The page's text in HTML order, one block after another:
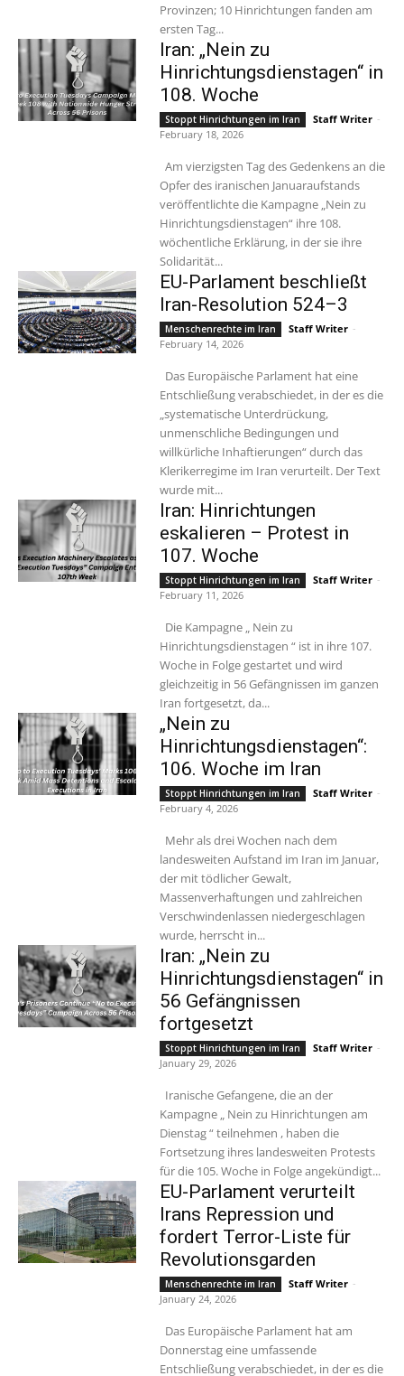
Provinzen; 10 Hinrichtungen fanden am
ersten Tag...
Iran: „Nein zu
Hinrichtungsdienstagen“ in
108. Woche
Stoppt Hinrichtungen im Iran Staff Writer -
February 18, 2026
Opfer des iranischen Januaraufstands
veröffentlichte die Kampagne „Nein zu
Hinrichtungsdienstagen“ ihre 108.
wöchentliche Erklärung, in der sie ihre
Solidarität...
EU-Parlament beschließt
Iran-Resolution 524–3
Menschenrechte im Iran Staff Writer -
February 14, 2026
Entschließung verabschiedet, in der es die
„systematische Unterdrückung,
unmenschliche Bedingungen und
willkürliche Inhaftierungen“ durch das
Klerikerregime im Iran verurteilt. Der Text
wurde mit...
Iran: Hinrichtungen
eskalieren – Protest in
107. Woche
Stoppt Hinrichtungen im Iran Staff Writer -
February 11, 2026
Hinrichtungsdienstagen “ ist in ihre 107.
Woche in Folge gestartet und wird
gleichzeitig in 56 Gefängnissen im ganzen
Iran fortgesetzt, da...
„Nein zu
Hinrichtungsdienstagen“:
106. Woche im Iran
Stoppt Hinrichtungen im Iran Staff Writer -
February 4, 2026
landesweiten Aufstand im Iran im Januar,
der mit tödlicher Gewalt,
Massenverhaftungen und zahlreichen
Verschwindenlassen niedergeschlagen
wurde, herrscht in...
Iran: „Nein zu
Hinrichtungsdienstagen“ in
56 Gefängnissen
fortgesetzt
Stoppt Hinrichtungen im Iran Staff Writer -
January 29, 2026
Kampagne „ Nein zu Hinrichtungen am
Dienstag “ teilnehmen , haben die
Fortsetzung ihres landesweiten Protests
für die 105. Woche in Folge angekündigt...
EU-Parlament verurteilt
Irans Repression und
fordert Terror-Liste für
Revolutionsgarden
Menschenrechte im Iran Staff Writer -
January 24, 2026
Donnerstag eine umfassende
Entschließung verabschiedet, in der es die